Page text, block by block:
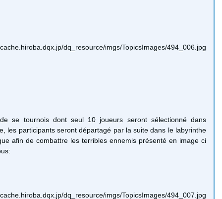
se tournois dont seul 10 joueurs seront sélectionné dans
les participants seront départagé par la suite dans le labyrinthe
afin de combattre les terribles ennemis présenté en image ci